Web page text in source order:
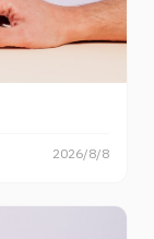
2026/8/8